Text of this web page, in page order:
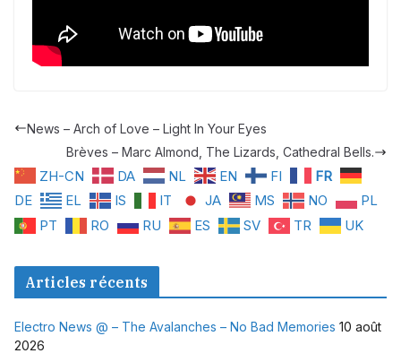
News – Arch of Love – Light In Your Eyes
Brèves – Marc Almond, The Lizards, Cathedral Bells.
ZH-CN DA NL EN FI
FR
DE
EL IS IT JA MS NO
PL
PT
RO RU ES SV TR UK
Articles récents
Electro News @ – The Avalanches – No Bad Memories 10 août
2026